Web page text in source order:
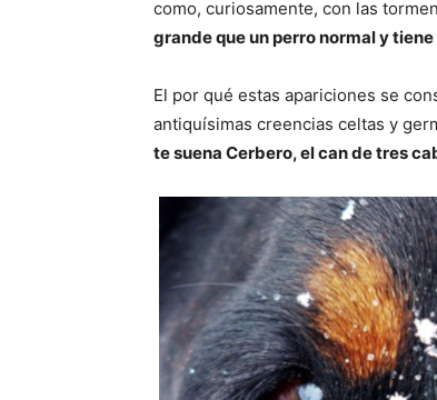
como, curiosamente, con las
grande que un perro normal y
El por qué estas apariciones se
antiquísimas creencias celtas y
te suena Cerbero, el can de tres